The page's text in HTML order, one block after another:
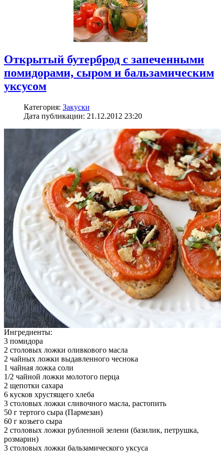
Открытый бутерброд с запеченными
помидорами, сыром и бальзамическим
уксусом
Категория: Закуски
Дата публикации: 21.12.2012 23:20
Ингредиенты:
3 помидора
2 столовых ложки оливкового масла
2 чайных ложки выдавленного чеснока
1 чайная ложка соли
1/2 чайной ложки молотого перца
2 щепотки сахара
6 кусков хрустящего хлеба
3 столовых ложки сливочного масла, растопить
50 г тертого сыра (Пармезан)
60 г козьего сыра
2 столовых ложки рубленной зелени (базилик, петрушка,
розмарин)
3 столовых ложки бальзамического уксуса